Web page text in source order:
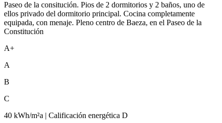
Paseo de la consitución. Pios de 2 dormitorios y 2 baños, uno de
ellos privado del dormitorio principal. Cocina completamente
equipada, con menaje. Pleno centro de Baeza, en el Paseo de la
Constitución
A+
A
B
C
40 kWh/m²a | Calificación energética D